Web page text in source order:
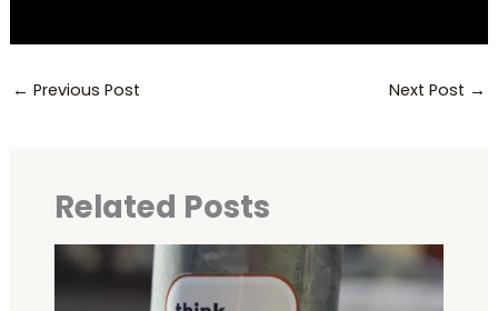
← Previous Post Next Post →
Related Posts